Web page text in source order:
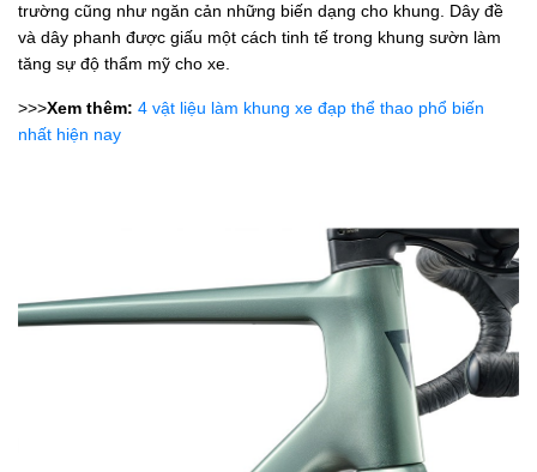
trường cũng như ngăn cản những biến dạng cho khung. Dây đề
và dây phanh được giấu một cách tinh tế trong khung sườn làm
tăng sự độ thẩm mỹ cho xe.
>>>Xem thêm: 4 vật liệu làm khung xe đạp thể thao phổ biến
nhất hiện nay